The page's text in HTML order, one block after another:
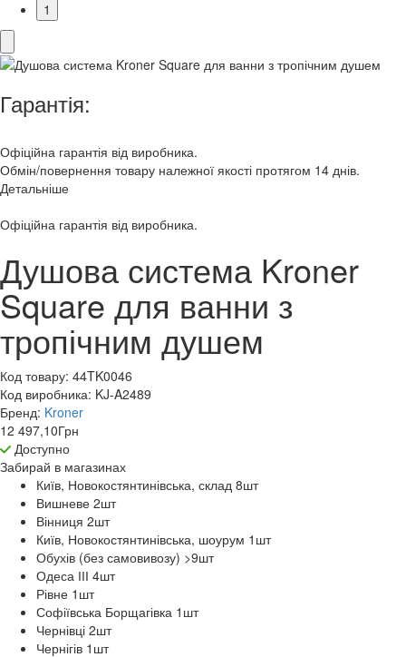
1
Гарантія:
Офіційна гарантія від виробника.
Обмін/повернення товару належної якості протягом 14 днів.
Детальніше
Офіційна гарантія від виробника.
Душова система Kroner
Square для ванни з
тропічним душем
Код товару: 44TK0046
Код виробника: KJ-A2489
Бренд: Kroner
12 497,10Грн
Доступно
Забирай в магазинах
Київ, Новокостянтинівська, склад 8шт
Вишневе 2шт
Вінниця 2шт
Київ, Новокостянтинівська, шоурум 1 шт
Обухів (без самовивозу) >9шт
Одеса ІІІ 4шт
Рівне 1 шт
Софіївська Борщагівка 1 шт
Чернівці 2шт
Чернігів 1 шт